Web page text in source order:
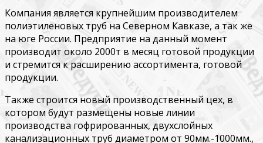
Компания является крупнейшим производителем
полиэтиленовых труб на Северном Кавказе, а так же
на юге России. Предприятие на данный момент
производит около 2000т в месяц готовой продукции
и стремится к расширению ассортимента, готовой
продукции.
Также строится новый производственный цех, в
котором будут размещены новые линии
производства гофрированных, двухслойных
канализационных труб диаметром от 90мм.-1000мм.,